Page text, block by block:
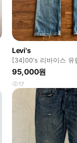
Levi's
[34]00's 리바이스 유
워싱 데님 팬츠
95,000원
17